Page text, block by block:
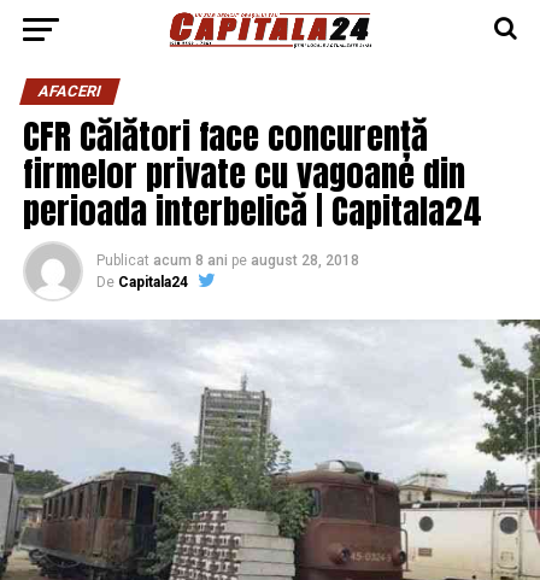
AFACERI
CFR Călători face concurență
firmelor private cu vagoane din
perioada interbelică | Capitala24
Publicat acum 8 ani pe august 28, 2018
De Capitala24